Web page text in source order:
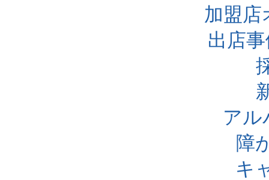
加盟店
出店
アル
障
キ